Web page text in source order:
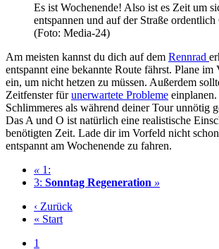
Es ist Wochenende! Also ist es Zeit um
entspannen und auf der Straße ordentlich
(Foto: Media-24)
Am meisten kannst du dich auf dem Rennrad
entspannt eine bekannte Route fährst. Plane
ein, um nicht hetzen zu müssen. Außerdem
Zeitfenster fürunerwartete Probleme
Schlimmeres als während deiner Tour unnötig
Das A und O ist natürlich eine realistische
benötigten Zeit. Lade dir im Vorfeld nicht
entspannt am Wochenende zu fahren.
« 1:
3: Sonntag Regeneration »
‹ Zurück
« Start
1